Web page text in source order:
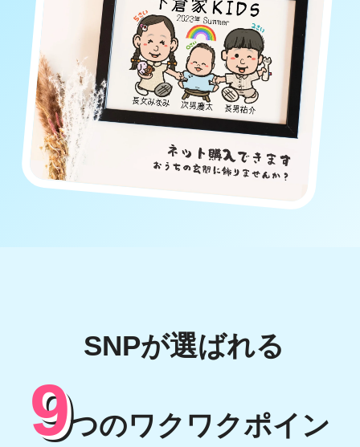
SNPが選ばれる
9つのワクワクポイン